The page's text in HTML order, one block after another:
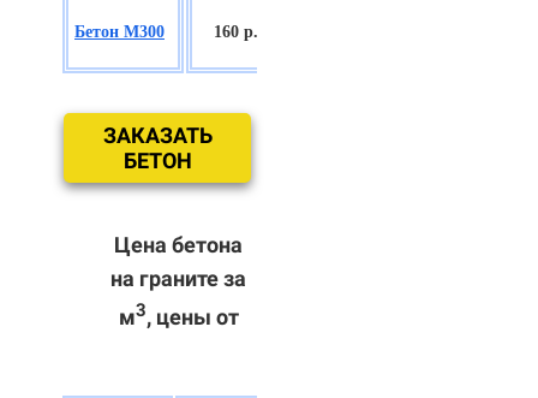
Бетон М300 160 р.
ЗАКАЗАТЬ
БЕТОН
Цена бетона
на граните за
м3, цены от